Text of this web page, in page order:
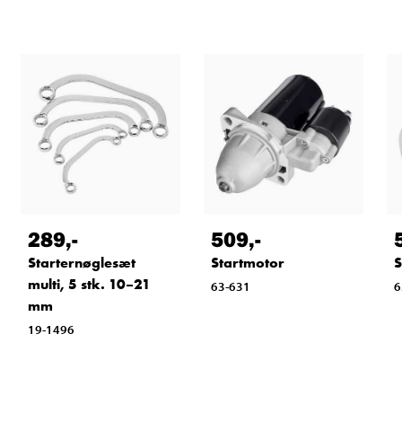
289,-
Starternøglesæt
multi, 5 stk. 10–21
mm
19-1496
509,-
Startmotor
63-631